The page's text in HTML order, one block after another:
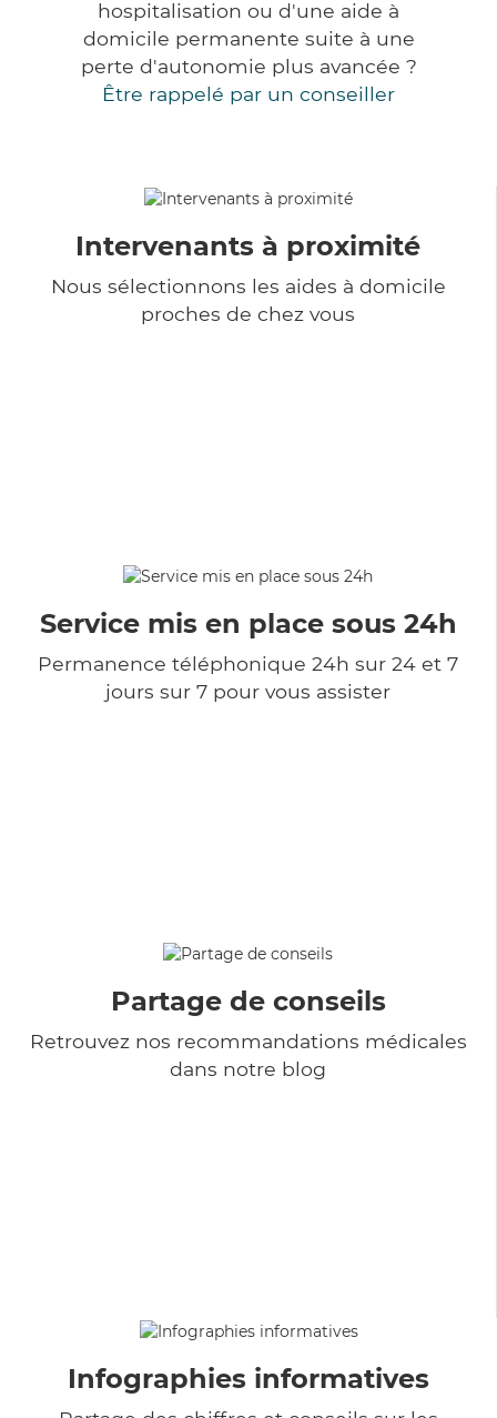
hospitalisation ou d'une aide à
domicile permanente suite à une
perte d'autonomie plus avancée ?
Être rappelé par un conseiller
Intervenants à proximité
Nous sélectionnons les aides à domicile
proches de chez vous
Service mis en place sous 24h
Permanence téléphonique 24h sur 24 et 7
jours sur 7 pour vous assister
Partage de conseils
Retrouvez nos recommandations médicales
dans notre blog
Infographies informatives